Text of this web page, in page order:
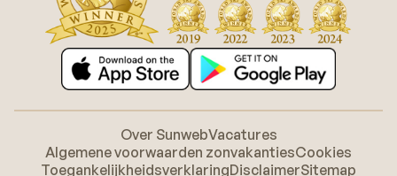
Over SunwebVacatures
Algemene voorwaarden zonvakantiesCookies
ToegankelijkheidsverklaringDisclaimerSitemap